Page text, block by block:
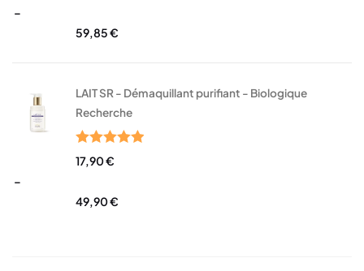
–
59,85€
LAIT SR - Démaquillant purifiant - Biologique
Recherche
Note 5.00
17,90€
–
49,90€